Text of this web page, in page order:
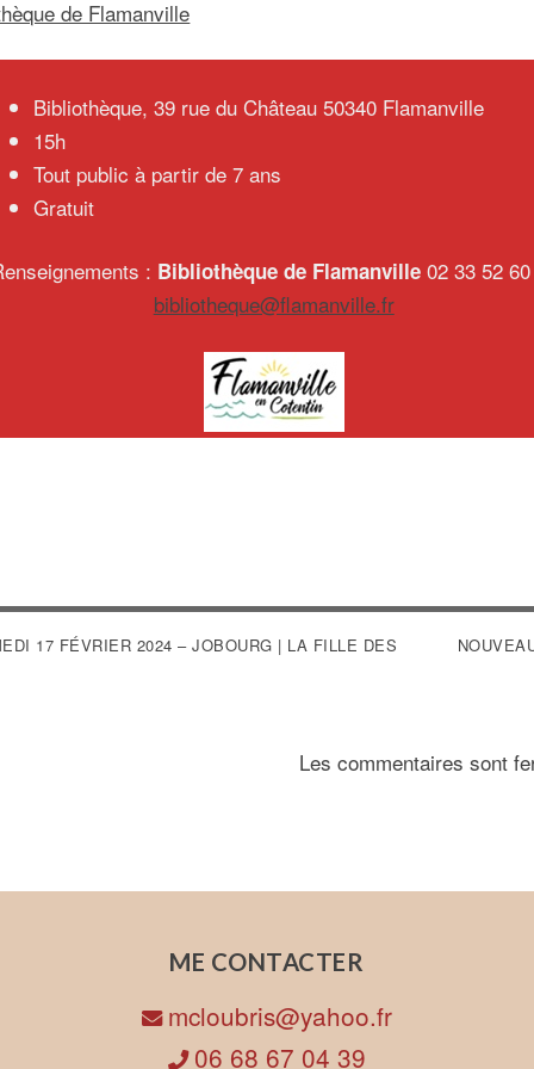
de Flamanville
Bibliothèque, 39 rue du Château 50340 Flamanville
15h
Tout public à partir de 7 ans
Gratuit
: Bibliothèque de Flamanville02 33 52
bibliotheque@flamanville.fr
17 FÉVRIER 2024 – JOBOURG | LA FILLE DES
Les commentaires sont
ME CONTACTER
mcloubris@yahoo.fr
06 68 67 04 39